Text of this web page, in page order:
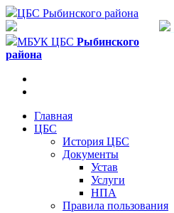
ЦБС Рыбинского района
МБУК ЦБС Рыбинского
района
Главная
ЦБС
История ЦБС
Документы
Устав
Услуги
НПА
Правила пользования